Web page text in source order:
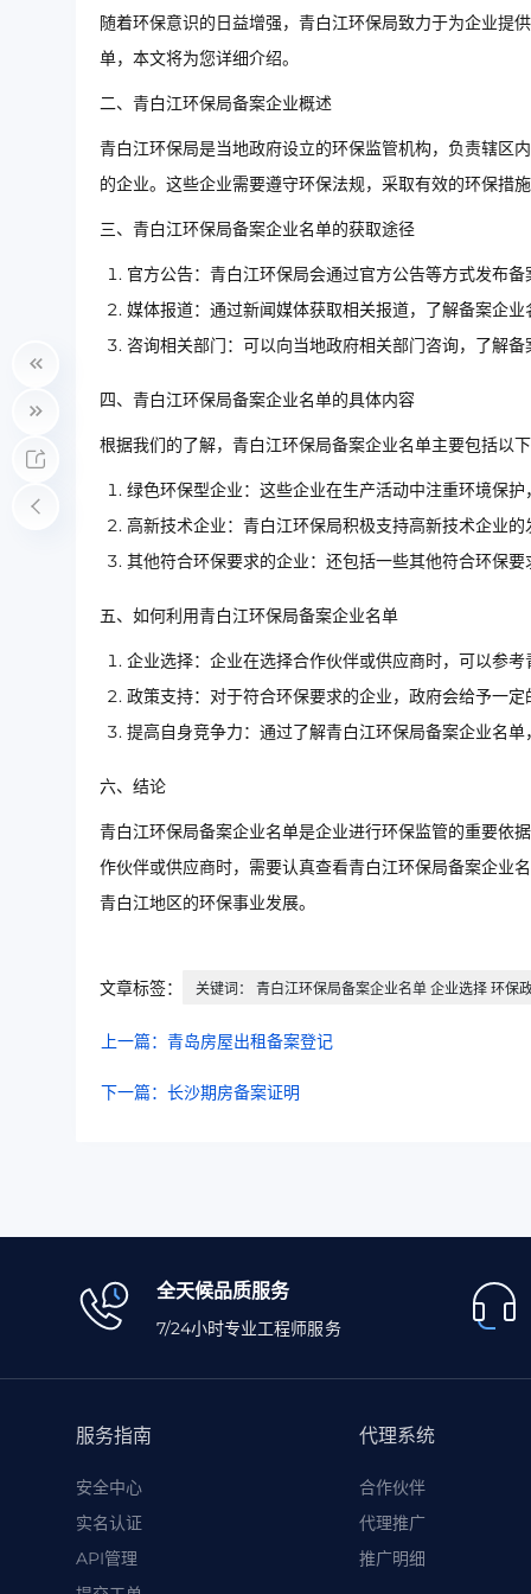
随着环保意识的日益增强，青白江环保局致力于为企业提
单，本文将为您详细介绍。
二、青白江环保局备案企业概述
青白江环保局是当地政府设立的环保监管机构，负责辖区
的企业。这些企业需要遵守环保法规，采取有效的环保措
三、青白江环保局备案企业名单的获取途径
官方公告：青白江环保局会通过官方公告等方式发布备
媒体报道：通过新闻媒体获取相关报道，了解备案企业
咨询相关部门：可以向当地政府相关部门咨询，了解
四、青白江环保局备案企业名单的具体内容
根据我们的了解，青白江环保局备案企业名单主要包括以
绿色环保型企业：这些企业在生产活动中注重环境保
高新技术企业：青白江环保局积极支持高新技术企业
其他符合环保要求的企业：还包括一些其他符合环保
五、如何利用青白江环保局备案企业名单
企业选择：企业在选择合作伙伴或供应商时，可以参
政策支持：对于符合环保要求的企业，政府会给予一
提高自身竞争力：通过了解青白江环保局备案企业名
六、结论
青白江环保局备案企业名单是企业进行环保监管的重要依
作伙伴或供应商时，需要认真查看青白江环保局备案企业
青白江地区的环保事业发展。
文章标签： 关键词： 青白江环保局备案企业名单 企业选择 环保
上一篇：青岛房屋出租备案登记
下一篇：长沙期房备案证明
全天候品质服务
7/24小时专业工程师服务
服务指南
安全中心
实名认证
API管理
代理系统
合作伙伴
代理推广
推广明细